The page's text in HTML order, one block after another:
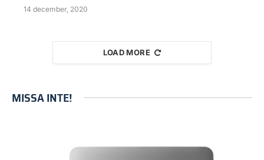
14 december, 2020
LOAD MORE
MISSA INTE!